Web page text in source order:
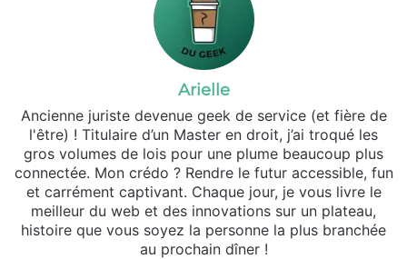
Arielle
Ancienne juriste devenue geek de service (et fière de
l'être) ! Titulaire d’un Master en droit, j’ai troqué les
gros volumes de lois pour une plume beaucoup plus
connectée. Mon crédo ? Rendre le futur accessible, fun
et carrément captivant. Chaque jour, je vous livre le
meilleur du web et des innovations sur un plateau,
histoire que vous soyez la personne la plus branchée
au prochain dîner !